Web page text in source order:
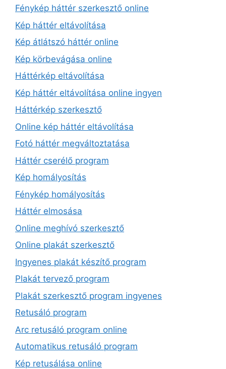
Fénykép háttér szerkesztő online
Kép háttér eltávolítása
Kép átlátszó háttér online
Kép körbevágása online
Háttérkép eltávolítása
Kép háttér eltávolítása online ingyen
Háttérkép szerkesztő
Online kép háttér eltávolítása
Fotó háttér megváltoztatása
Háttér cserélő program
Kép homályosítás
Fénykép homályosítás
Háttér elmosása
Online meghívó szerkesztő
Online plakát szerkesztő
Ingyenes plakát készítő program
Plakát tervező program
Plakát szerkesztő program ingyenes
Retusáló program
Arc retusáló program online
Automatikus retusáló program
Kép retusálása online